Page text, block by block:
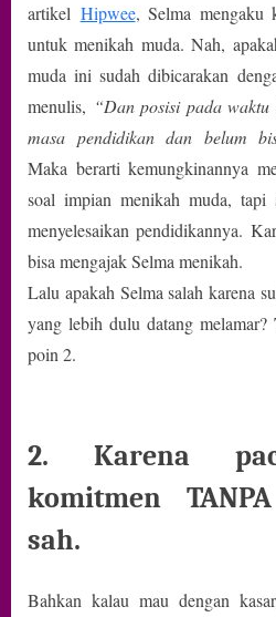
artikel Hipwee, Selma mengaku
untuk menikah muda. Nah,
muda ini sudah dibicarakan
menulis, “Dan posisi pada
masa pendidikan dan belum
Maka berarti kemungkinannya
soal impian menikah muda, tapi
menyelesaikan pendidikannya.
bisa mengajak Selma menikah.
Lalu apakah Selma salah karena
yang lebih dulu datang melamar?
poin 2.
2. Karena
komitmen
sah.
Bahkan kalau mau dengan